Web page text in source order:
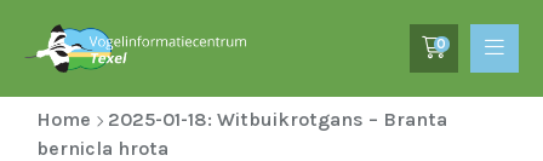
0
Home
2025-01-18: Witbuikrotgans – Branta
bernicla hrota